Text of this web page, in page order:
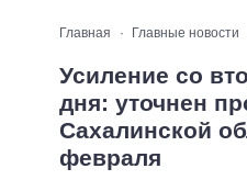
Главная Главные новости
Усиление со
дня: уточнен
Сахалинской
февраля